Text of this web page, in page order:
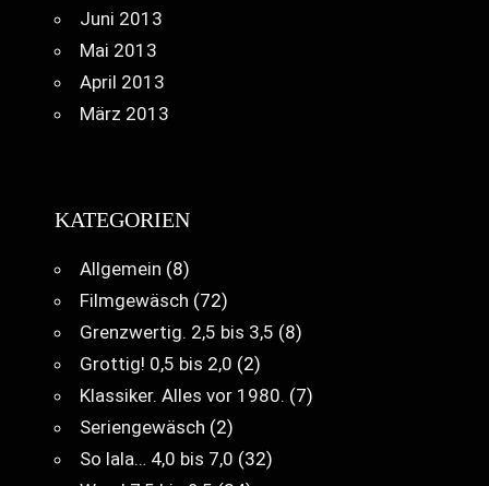
Juni 2013
Mai 2013
April 2013
März 2013
KATEGORIEN
Allgemein (8)
Filmgewäsch (72)
Grenzwertig. 2,5 bis 3,5 (8)
Grottig! 0,5 bis 2,0 (2)
Klassiker. Alles vor 1980. (7)
Seriengewäsch (2)
So lala… 4,0 bis 7,0 (32)